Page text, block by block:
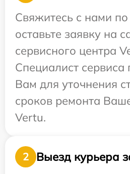
Свяжитесь с нами
оставьте заявку на
сервисного центра
Специалист сервиса
Вам для уточнения
сроков ремонта
Vertu.
2
Выезд курьера